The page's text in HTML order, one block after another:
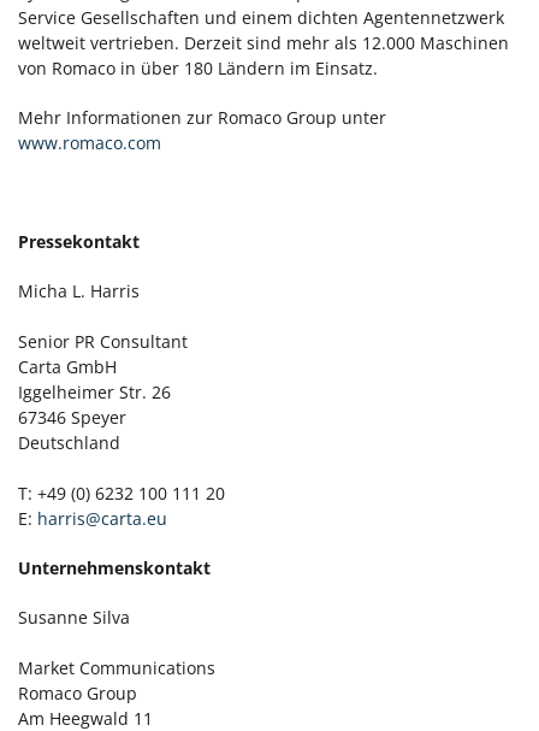
Service Gesellschaften und einem dichten Agentennetzwerk
weltweit vertrieben. Derzeit sind mehr als 12.000 Maschinen
von Romaco in über 180 Ländern im Einsatz.
Mehr Informationen zur Romaco Group unter
www.romaco.com
Pressekontakt
Micha L. Harris
Senior PR Consultant
Carta GmbH
Iggelheimer Str. 26
67346 Speyer
Deutschland
T: +49 (0) 6232 100 111 20
E: harris@carta.eu
Unternehmenskontakt
Susanne Silva
Market Communications
Romaco Group
Am Heegwald 11